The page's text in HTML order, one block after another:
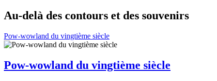
Au-delà des contours et des souvenirs
Pow-wowland du vingtième siècle
Pow-wowland du vingtième siècle